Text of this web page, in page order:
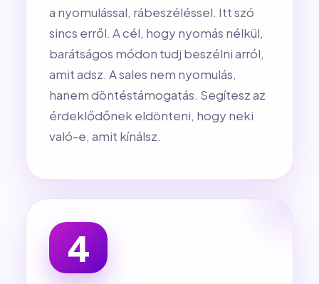
a nyomulással, rábeszéléssel. Itt szó
sincs erről. A cél, hogy nyomás nélkül,
barátságos módon tudj beszélni arról,
amit adsz. A sales nem nyomulás,
hanem döntéstámogatás. Segítesz az
érdeklődőnek eldönteni, hogy neki
való-e, amit kínálsz.
4